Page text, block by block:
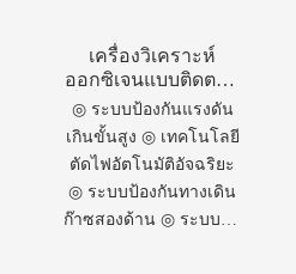
เครื่องวิเคราะห์
ออกซิเจนแบบติดตาม
ที่เชื่อถือได้ CI-PC91
◎ ระบบป้องกันแรงดัน
เกินขั้นสูง ◎ เทคโนโลยี
ตัดไฟอัตโนมัติอัจฉริยะ
◎ ระบบป้องกันทางเดิน
ก๊าซสองด้าน ◎ ระบบตัด